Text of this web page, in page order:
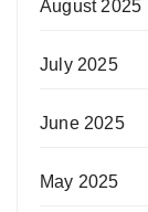
August 2025
July 2025
June 2025
May 2025